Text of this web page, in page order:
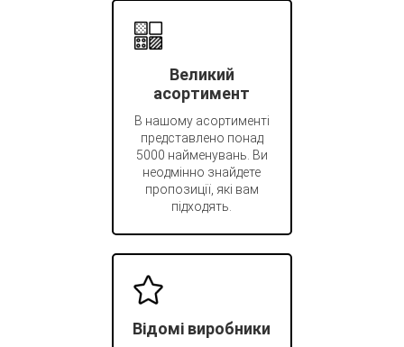
Великий
асортимент
В нашому асортименті
представлено понад
5000 найменувань. Ви
неодмінно знайдете
пропозиції, які вам
підходять.
Відомі виробники